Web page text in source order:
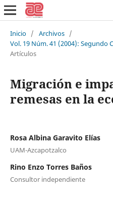
Inicio / Archivos /
Vol. 19 Núm. 41 (2004): Segundo
Artículos
Migración e
remesas en la
Rosa Albina Garavito Elías
UAM-Azcapotzalco
Rino Enzo Torres Baños
Consultor independiente